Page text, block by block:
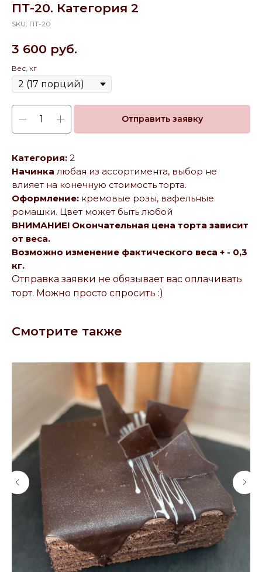
ПТ-20. Категория 2
SKU: ПТ-20
3 600 руб.
Вес, кг
Отправить заявку
Категория: 2
Начинка любая из ассортимента, выбор не
влияет на конечную стоимость торта.
Оформление: кремовые розы, вафельные
ромашки. Цвет может быть любой
ВНИМАНИЕ! Окончательная цена торта зависит
от веса.
Возможно изменение фактического веса + - 0,3
кг.
Отправка заявки не обязывает вас оплачивать
торт. Можно просто спросить :)
Смотрите также